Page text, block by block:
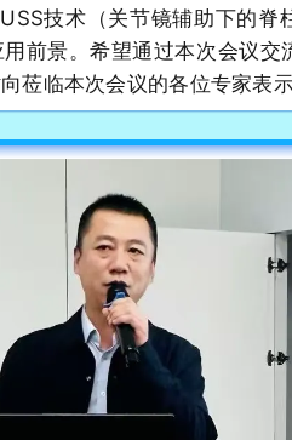
技术（关节镜辅助下的脊
前景。希望通过本次会议交
莅临本次会议的各位专家表